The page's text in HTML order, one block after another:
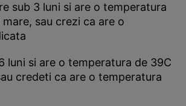
sub 3 luni si are o temperatura
sau crezi ca are o
luni si are o temperatura de 39C
credeti ca are o temperatura